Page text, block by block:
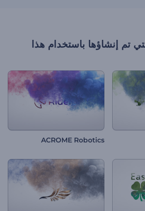
تم إنشاؤها باستخدام هذا
ACROME Robotics